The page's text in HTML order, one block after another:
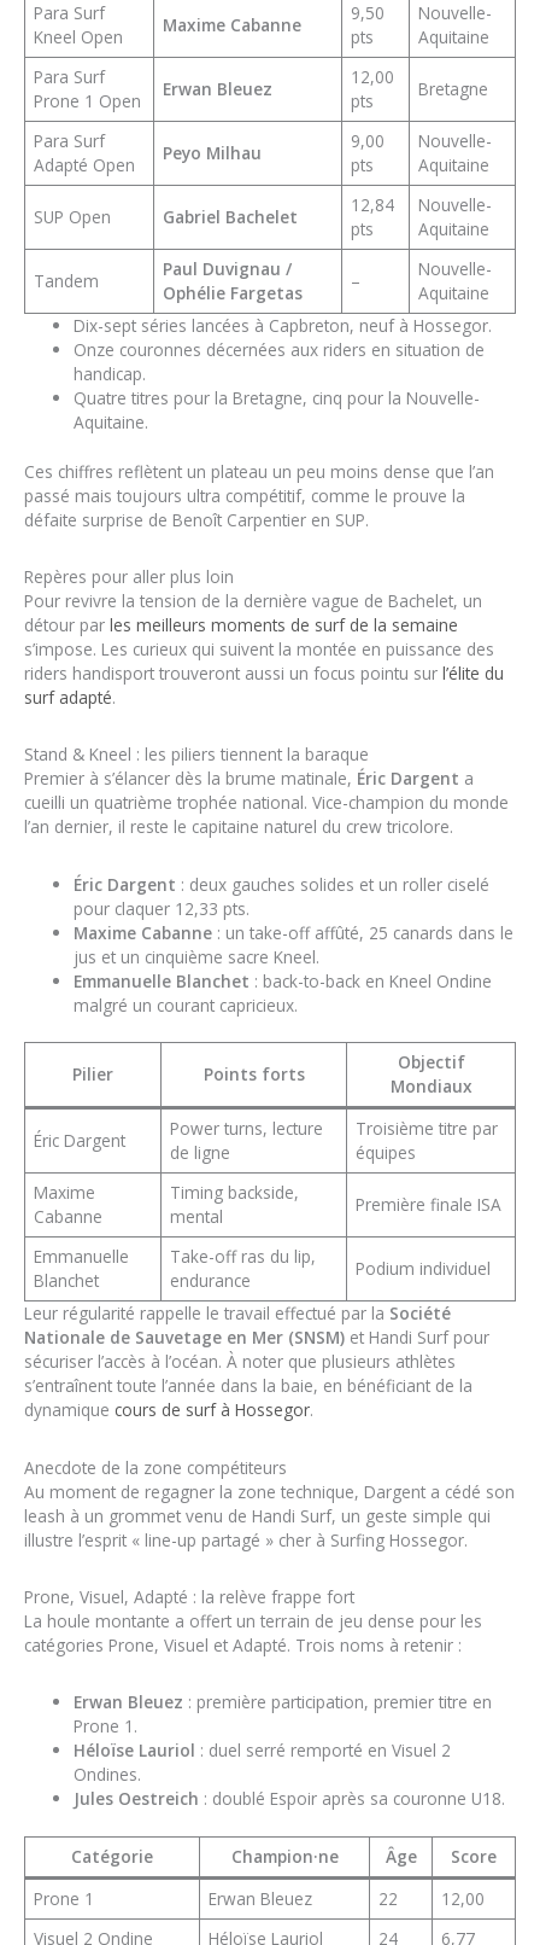
Para Surf
Kneel Open
Maxime Cabanne
9,50
pts
Nouvelle-
Aquitaine
Para Surf
Prone 1 Open
Erwan Bleuez
12,00
pts
Bretagne
Para Surf
Adapté Open
Peyo Milhau
9,00
pts
Nouvelle-
Aquitaine
SUP Open Gabriel Bachelet
12,84
pts
Nouvelle-
Aquitaine
Tandem
Paul Duvignau /
Ophélie Fargetas
–
Nouvelle-
Aquitaine
Dix-sept séries lancées à Capbreton, neuf à Hossegor.
Onze couronnes décernées aux riders en situation de
handicap.
Quatre titres pour la Bretagne, cinq pour la Nouvelle-
Aquitaine.
Ces chiffres reflètent un plateau un peu moins dense que l’an
passé mais toujours ultra compétitif, comme le prouve la
défaite surprise de Benoît Carpentier en SUP.
Repères pour aller plus loin
Pour revivre la tension de la dernière vague de Bachelet, un
détour par les meilleurs moments de surf de la semaine
s’impose. Les curieux qui suivent la montée en puissance des
riders handisport trouveront aussi un focus pointu sur l’élite du
surf adapté.
Stand & Kneel : les piliers tiennent la baraque
Premier à s’élancer dès la brume matinale, Éric Dargent a
cueilli un quatrième trophée national. Vice-champion du monde
l’an dernier, il reste le capitaine naturel du crew tricolore.
Éric Dargent : deux gauches solides et un roller ciselé
pour claquer 12,33 pts.
Maxime Cabanne : un take-off affûté, 25 canards dans le
jus et un cinquième sacre Kneel.
Emmanuelle Blanchet : back-to-back en Kneel Ondine
malgré un courant capricieux.
Pilier Points forts
Objectif
Mondiaux
Éric Dargent
Power turns, lecture
de ligne
Troisième titre par
équipes
Maxime
Cabanne
Timing backside,
mental
Première finale ISA
Emmanuelle
Blanchet
Take-off ras du lip,
endurance
Podium individuel
Leur régularité rappelle le travail effectué par la Société
Nationale de Sauvetage en Mer (SNSM) et Handi Surf pour
sécuriser l’accès à l’océan. À noter que plusieurs athlètes
s’entraînent toute l’année dans la baie, en bénéficiant de la
dynamique cours de surf à Hossegor.
Anecdote de la zone compétiteurs
Au moment de regagner la zone technique, Dargent a cédé son
leash à un grommet venu de Handi Surf, un geste simple qui
illustre l’esprit « line-up partagé » cher à Surfing Hossegor.
Prone, Visuel, Adapté : la relève frappe fort
La houle montante a offert un terrain de jeu dense pour les
catégories Prone, Visuel et Adapté. Trois noms à retenir :
Erwan Bleuez : première participation, premier titre en
Prone 1.
Héloïse Lauriol : duel serré remporté en Visuel 2
Ondines.
Jules Oestreich : doublé Espoir après sa couronne U18.
Catégorie Champion·ne Âge
Score
Prone 1
Erwan Bleuez 22
12,00
Visuel 2 Ondine
Héloïse Lauriol 24 6,77